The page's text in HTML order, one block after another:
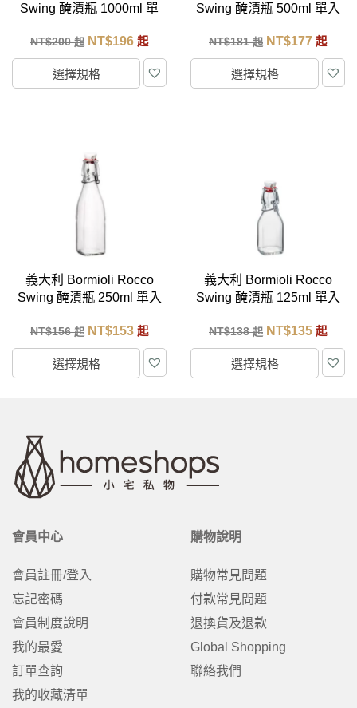
Swing 醃漬瓶 1000ml 單
NT$200起 NT$196 起
選擇規格
Swing 醃漬瓶 500ml 單入
NT$181起 NT$177 起
選擇規格
義大利 Bormioli Rocco
Swing 醃漬瓶 250ml 單入
NT$156起 NT$153 起
選擇規格
義大利 Bormioli Rocco
Swing 醃漬瓶 125ml 單入
NT$138起 NT$135 起
選擇規格
會員中心
會員註冊/登入
忘記密碼
會員制度說明
我的最愛
訂單查詢
我的收藏清單
購物說明
購物常見問題
付款常見問題
退換貨及退款
Global Shopping
聯絡我們